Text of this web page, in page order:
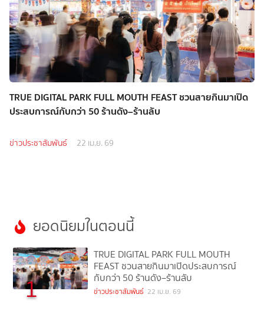
TRUE DIGITAL PARK FULL MOUTH FEAST ชวนสายกินมาเปิด
ประสบการณ์กับกว่า 50 ร้านดัง–ร้านลับ
ข่าวประชาสัมพันธ์ 22 เม.ย. 69
ยอดนิยมในตอนนี้
1
TRUE DIGITAL PARK FULL MOUTH
FEAST ชวนสายกินมาเปิดประสบการณ์
กับกว่า 50 ร้านดัง–ร้านลับ
ข่าวประชาสัมพันธ์ 22 เม.ย. 69